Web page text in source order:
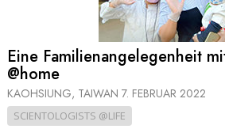
Eine Familienangelegen­heit
@home
KAOHSIUNG, TAIWAN 7. FEBRUAR 2022
SCIENTOLOGISTS @LIFE